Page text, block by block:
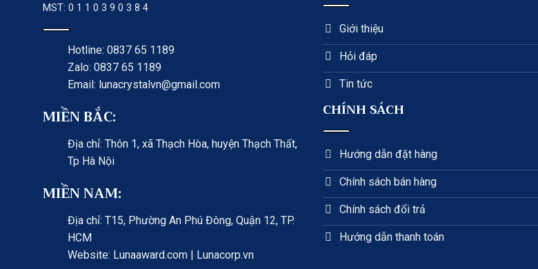
MST: 0 1 1 0 3 9 0 3 8 4
Hotline: 0837 65 1189
Zalo: 0837 65 1189
Email: lunacrystalvn@gmail.com
MIỀN BẮC:
Địa chỉ: Thôn 1, xã Thạch Hòa, huyện Thạch Thất,
Tp Hà Nội
MIỀN NAM:
Địa chỉ: T15, Phường An Phú Đông, Quận 12, TP.
HCM
Website: Lunaaward.com | Lunacorp.vn
Giới thiệu
Hỏi đáp
Tin tức
CHÍNH SÁCH
Hướng dẫn đặt hàng
Chính sách bán hàng
Chính sách đổi trả
Hướng dẫn thanh toán